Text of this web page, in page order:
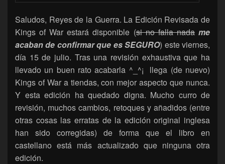
Saludos, Reyes de la Guerra. La Edición Revisada de
Kings of War estará disponible (si no falla nada me
acaban de confirmar que es SEGURO) este viernes,
día 15 de julio. Tras una revisión exhaustiva que ha
llevado un buen rato acabarla ^_^¡ llega (de nuevo)
Kings of War a tiendas, con mejor aspecto que nunca.
Y esta edición ha quedado digna. Mucho curro de
revisión, muchos cambios, retoques y añadidos (entre
otras cosas las erratas de la edición original inglesa
han sido corregidas) de forma que el libro en
castellano está más actualizado que ninguna otra
edición.